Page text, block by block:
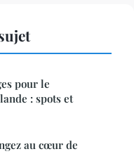
pour le
: spots et
au cœur de